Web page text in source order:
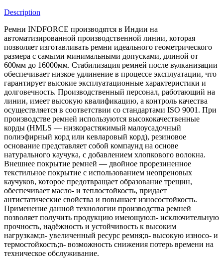
Description
Ремни INDFORCE производятся в Индии на
автоматизированной производственной линии, которая
позволяет изготавливать ремни идеального геометрического
размера с самыми минимальными допусками, длиной от
600мм до 16000мм. Стабилизация ремней после вулканизации
обеспечивает низкое удлинение в процессе эксплуатации, что
гарантирует высокие эксплуатационные характеристики и
долговечность. Производственный персонал, работающий на
линии, имеет высокую квалификацию, а контроль качества
осуществляется в соответствии со стандартами ISO 9001. При
производстве ремней используются высококачественные
корды (HMLS — низкорастяжимый малоусадочный
полиэфирный корд или кевларовый корд), резиновое
основание представляет собой компаунд на основе
натурального каучука, с добавлением хлопкового волокна.
Внешнее покрытие ремней — двойное прорезиненное
текстильное покрытие с использованием неопреновых
каучуков, которое предотвращает образование трещин,
обеспечивает масло- и теплостойкость, придает
антистатические свойства и повышает износостойкость.
Применение данной технологии производства ремней
позволяет получить продукцию имеющую:n- исключительную
прочность, надёжность и устойчивость к высоким
нагрузкам;n- увеличенный ресурс ремня;n- высокую износо- и
термостойкость;n- возможность снижения потерь времени на
техническое обслуживание.